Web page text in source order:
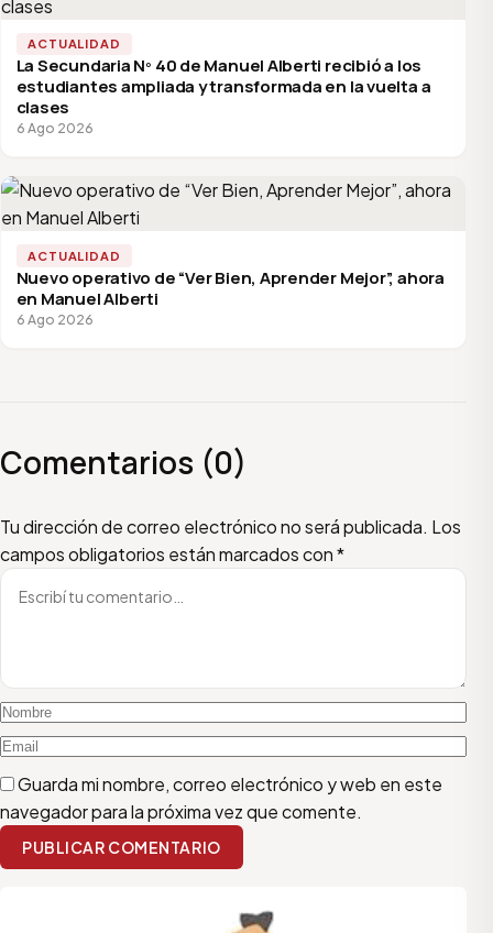
ACTUALIDAD
La Secundaria Nº 40 de Manuel Alberti recibió a los
estudiantes ampliada y transformada en la vuelta a
clases
6 Ago 2026
ACTUALIDAD
Nuevo operativo de “Ver Bien, Aprender Mejor”, ahora
en Manuel Alberti
6 Ago 2026
Comentarios (0)
Tu dirección de correo electrónico no será publicada. Los
campos obligatorios están marcados con*
Escribí tu comentario
Nombre
Email
Guarda mi nombre, correo electrónico y web en este
navegador para la próxima vez que comente.
PUBLICAR COMENTARIO